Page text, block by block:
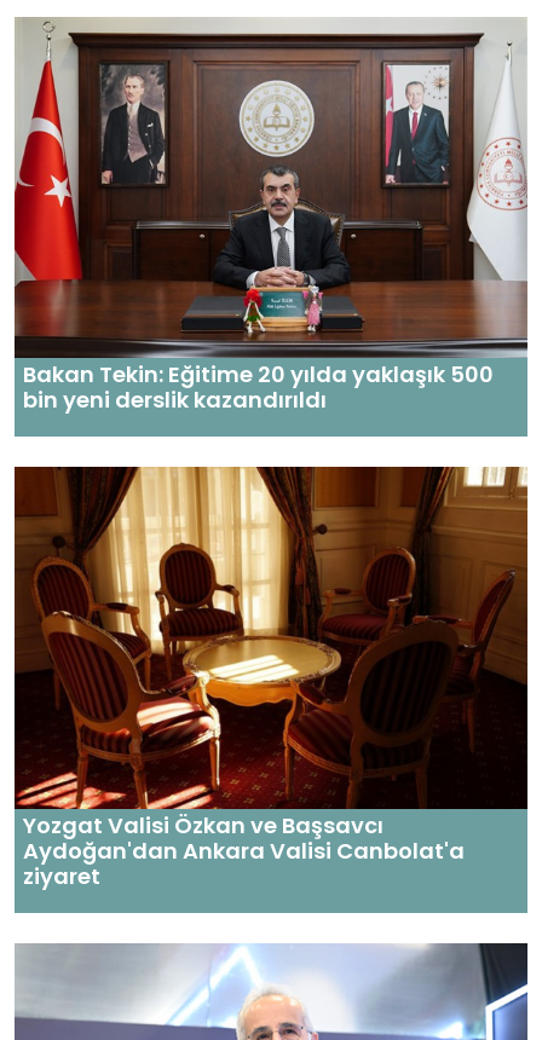
Bakan Tekin: Eğitime 20 yılda yaklaşık 500
bin yeni derslik kazandırıldı
Yozgat Valisi Özkan ve Başsavcı
Aydoğan'dan Ankara Valisi Canbolat'a
ziyaret